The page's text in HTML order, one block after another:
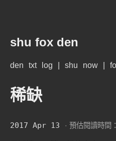
shu fox den
den txt log shu now
稀缺
2017 Apr 13 · 預估閱讀時間